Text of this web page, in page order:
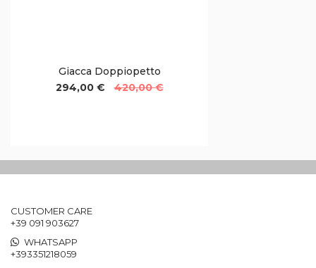
Giacca Doppiopetto
294,00 €
420,00 €
CUSTOMER CARE
+39 091 903627
WHATSAPP
+393351218059